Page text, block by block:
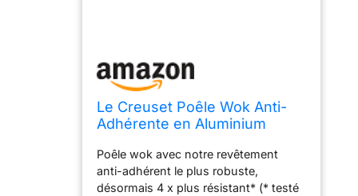
Le Creuset Poêle Wok Anti-
Adhérente en Aluminium
Anthracite/Argenté,511043000
10202
Poêle wok avec notre revêtement
anti-adhérent le plus robuste,
désormais 4 x plus résistant* (* testé